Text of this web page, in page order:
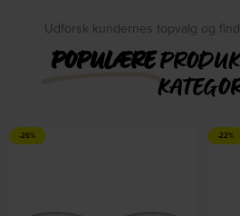
Udforsk kundernes topvalg og
POPULÆRE
-26% -22%